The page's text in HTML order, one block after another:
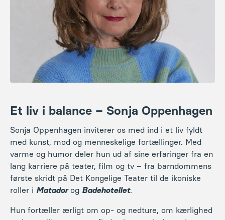
Et liv i balance – Sonja Oppenhagen
Sonja Oppenhagen inviterer os med ind i et liv fyldt
med kunst, mod og menneskelige fortællinger. Med
varme og humor deler hun ud af sine erfaringer fra en
lang karriere på teater, film og tv – fra barndommens
roller i
Matador Badehotellet.
Hun fortæller ærligt om op- og nedture, om kærlighed
og kampvilje, og om at finde sin egen balance i en
verden med højt tempo og store forventninger. Et
nærværende og inspirerende foredrag, der minder os
om glæden ved at følge sin passion og stå ved sig
selv.
Foto: Tine Harden